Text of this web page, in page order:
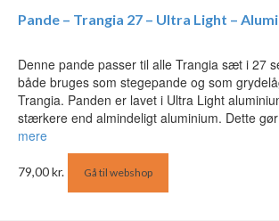
Pande – Trangia 27 – Ultra Light –
Denne pande passer til alle Trangia sæt i 27
både bruges som stegepande og som
Trangia. Panden er lavet i Ultra Light
stærkere end almindeligt aluminium. Dette
mere
79,00kr. Gå til webshop